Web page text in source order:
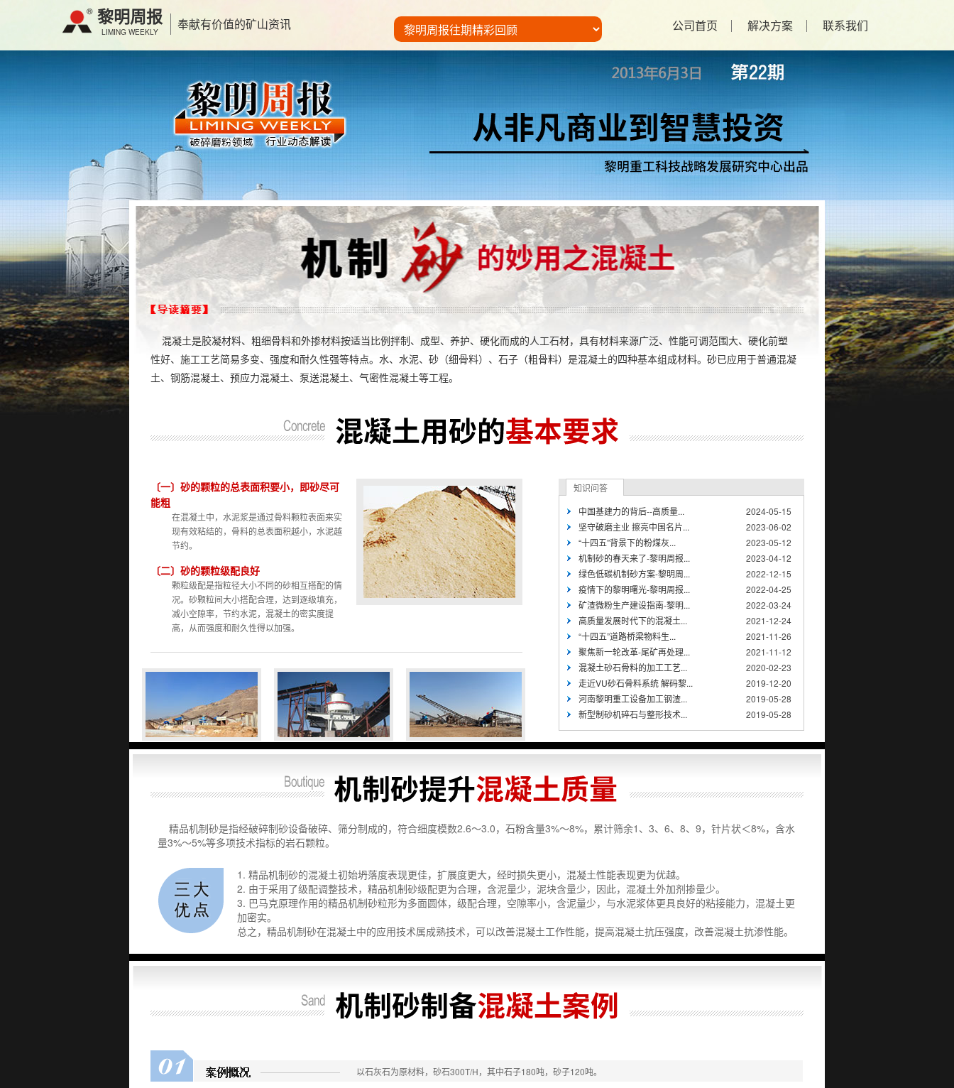
黎明周报
LIMING WEEKLY 奉献有价值的矿山资讯 公司首页 解决方案 联系我们
混凝土是胶凝材料、粗细骨料和外掺材料按适当比例拌制、成型、养护、硬化而成的人工石材，具有材料来源广泛、性能可调范围大、硬化前塑
性好、施工工艺简易多变、强度和耐久性强等特点。水、水泥、砂（细骨料）、石子（粗骨料）是混凝土的四种基本组成材料。砂已应用于普通混凝
土、钢筋混凝土、预应力混凝土、泵送混凝土、气密性混凝土等工程。
〔一〕砂的颗粒的总表面积要小，即砂尽可
能粗
在混凝土中，水泥浆是通过骨料颗粒表面来实
现有效粘结的，骨料的总表面积越小，水泥越
节约。
〔二〕砂的颗粒级配良好
颗粒级配是指粒径大小不同的砂相互搭配的情
况。砂颗粒间大小搭配合理，达到逐级填充，
减小空隙率，节约水泥，混凝土的密实度提
高，从而强度和耐久性得以加强。
知识问答
2024-05-15
中国基建力的背后--高质量...
2023-06-02
坚守破磨主业 擦亮中国名片...
2023-05-12
“十四五”背景下的粉煤灰...
2023-04-12
机制砂的春天来了-黎明周报...
2022-12-15
绿色低碳机制砂方案-黎明周...
2022-04-25
疫情下的黎明曙光-黎明周报...
2022-03-24
矿渣微粉生产建设指南-黎明...
2021-12-24
高质量发展时代下的混凝土...
2021-11-26
“十四五”道路桥梁物料生...
2021-11-12
聚焦新一轮改革-尾矿再处理...
2020-02-23
混凝土砂石骨料的加工工艺...
2019-12-20
走近VU砂石骨料系统 解码黎...
2019-05-28
河南黎明重工设备加工钢渣...
2019-05-28
新型制砂机碎石与整形技术...
精品机制砂是指经破碎制砂设备破碎、筛分制成的，符合细度模数2.6～3.0，石粉含量3%～8%，累计筛余1、3、6、8、9，针片状＜8%，含水
量3%～5%等多项技术指标的岩石颗粒。
1. 精品机制砂的混凝土初始坍落度表现更佳，扩展度更大，经时损失更小，混凝土性能表现更为优越。
2. 由于采用了级配调整技术，精品机制砂级配更为合理，含泥量少，泥块含量少，因此，混凝土外加剂掺量少。
3. 巴马克原理作用的精品机制砂粒形为多面圆体，级配合理，空隙率小，含泥量少，与水泥浆体更具良好的粘接能力，混凝土更
加密实。
总之，精品机制砂在混凝土中的应用技术属成熟技术，可以改善混凝土工作性能，提高混凝土抗压强度，改善混凝土抗渗性能。
以石灰石为原材料，砂石300T/H，其中石子180吨，砂子120吨。